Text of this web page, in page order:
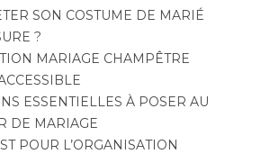
SON COSTUME DE MARIÉ
?
MARIAGE CHAMPÊTRE
ESSENTIELLES À POSER AU
DE MARIAGE
POUR L’ORGANISATION